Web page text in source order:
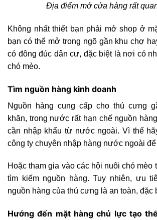
Địa điểm mở cửa hàng rất
Không nhất thiết bạn phải mở shop ở
bạn có thể mở trong ngõ gần khu chợ
có đông đúc dân cư, đặc biệt là nơi có
chó mèo.
Tìm nguồn hàng kinh doanh
Nguồn hàng cung cấp cho thú cưng
khăn, trong nước rất hạn chế nguồn
cần nhập khẩu từ nước ngoài. Vì thế
công ty chuyên nhập hàng nước ngoài
Hoặc tham gia vào các hội nuôi chó mèo
tìm kiếm nguồn hàng. Tuy nhiên, ưu
nguồn hàng của thú cưng là an toàn, đặc
Hướng đến mặt hàng chủ lực tạo